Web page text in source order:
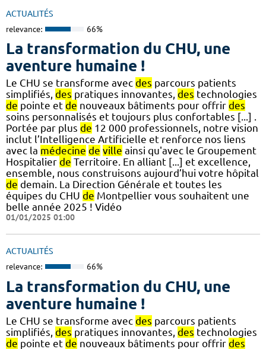
ACTUALITÉS
relevance: 66%
La transformation du CHU, une
aventure humaine !
Le CHU se transforme avec des parcours patients
simplifiés, des pratiques innovantes, des technologies
de pointe et de nouveaux bâtiments pour offrir des
soins personnalisés et toujours plus confortables [...] .
Portée par plus de 12 000 professionnels, notre vision
inclut l’Intelligence Artificielle et renforce nos liens
avec la médecine de ville ainsi qu'avec le Groupement
Hospitalier de Territoire. En alliant [...] et excellence,
ensemble, nous construisons aujourd’hui votre hôpital
de demain. La Direction Générale et toutes les
équipes du CHU de Montpellier vous souhaitent une
belle année 2025 ! Vidéo
01/01/2025 01:00
ACTUALITÉS
relevance: 66%
La transformation du CHU, une
aventure humaine !
Le CHU se transforme avec des parcours patients
simplifiés, des pratiques innovantes, des technologies
de pointe et de nouveaux bâtiments pour offrir des